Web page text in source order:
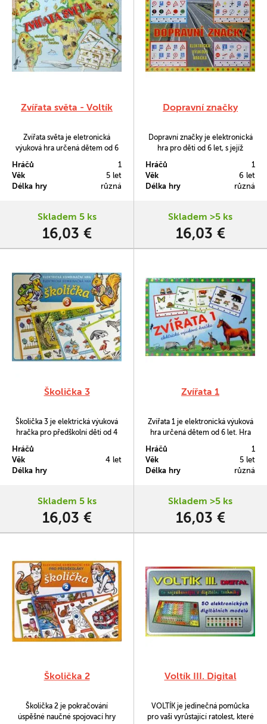
Zvířata světa - Voltík
Zvířata světa je eletronická
výuková hra určená dětem od 6
formou pomocí této již tradiční
hry naučí poznávat zvířata z
celého světa.
Hráčů
1
Věk
5 let
Délka hry
různá
Skladem 5 ks
16,03 €
Dopravní značky
Dopravní značky je elektronická
hra pro děti od 6 let, s jejíž
80 dopravních značek.
Hráčů
1
Věk
6 let
Délka hry
různá
Skladem >5 ks
16,03 €
Školička 3
Školička 3 je elektrická výuková
hračka pro předškolní děti od 4
mezi nimiž hledají děti souvislosti.
Správnou odpověď signalizuje
zelené světélko.
Hráčů
Věk
4 let
Délka hry
Skladem 5 ks
16,03 €
Zvířata 1
Zvířata 1 je elektronická výuková
hra určená dětem od 6 let. Hra
nejznámějších zvířat z naší
Hráčů
1
Věk
5 let
Délka hry
různá
Skladem >5 ks
16,03 €
Školička 2
Školička 2 je pokračování
úspěšné naučné spojovací hry
Voltík III. Digital
VOLTÍK je jedinečná pomůcka
pro vaši vyrůstající ratolest, které